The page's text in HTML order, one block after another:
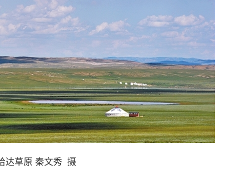
达草原 秦文秀 摄